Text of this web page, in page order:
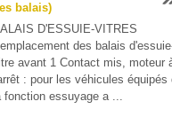
balais)
D'ESSUIE-VITRES
des balais
avant 1 Contact mis, moteur
: pour les véhicules équipés
fonction essuyage a ...